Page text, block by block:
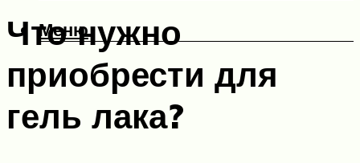
Меню
Что нужно
приобрести для
гель лака?